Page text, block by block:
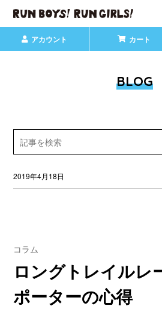
アカウント カート
BLOG
2019年4月18日
コラム
ロングトレイルレ
ポーターの心得